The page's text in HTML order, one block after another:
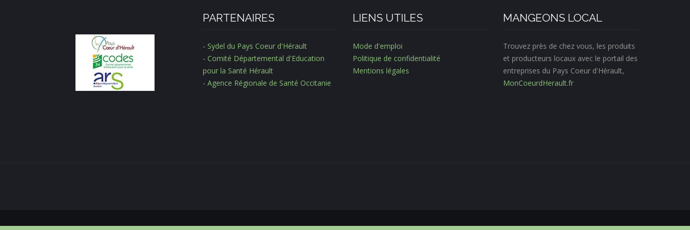
PARTENAIRES
- Sydel du Pays Coeur d'Hérault
- Comité Départemental d'Education
pour la Santé Hérault
- Agence Régionale de Santé Occitanie
LIENS UTILES
Mode d'emploi
Politique de confidentialité
Mentions légales
MANGEONS LOCAL
Trouvez près de chez vous, les produits
et producteurs locaux avec le portail des
entreprises du Pays Coeur d'Hérault,
MonCoeurdHerault.fr